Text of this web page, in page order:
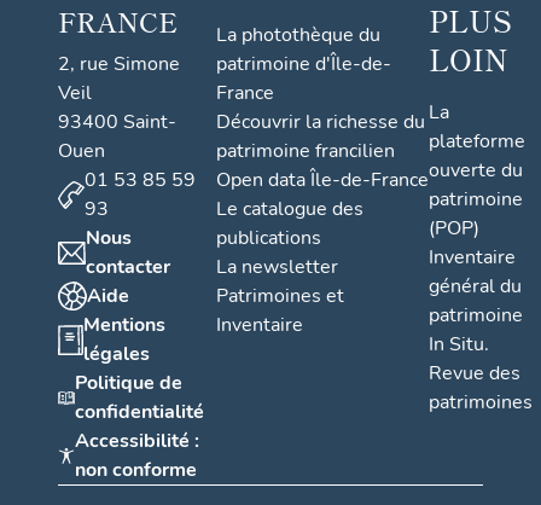
FRANCE
2, rue Simone
Veil
93400 Saint-
Ouen
01 53 85 59
93
Nous
contacter
Aide
Mentions
légales
Politique de
confidentialité
Accessibilité :
non conforme
La photothèque du
patrimoine d'Île-de-
France
Découvrir la richesse du
patrimoine francilien
Open data Île-de-France
Le catalogue des
publications
La newsletter
Patrimoines et
Inventaire
PLUS
LOIN
La
plateforme
ouverte du
patrimoine
(POP)
Inventaire
général du
patrimoine
In Situ.
Revue des
patrimoines